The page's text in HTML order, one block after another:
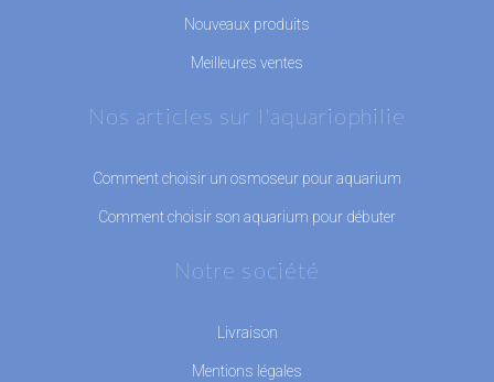
Nouveaux produits
Meilleures ventes
Nos articles sur l'aquariophilie
Comment choisir un osmoseur pour aquarium
Comment choisir son aquarium pour débuter
Notre société
Livraison
Mentions légales